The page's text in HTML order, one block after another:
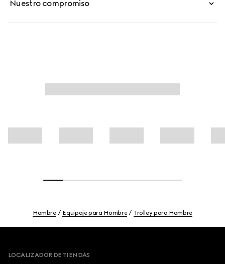
Nuestro compromiso
Hombre Equipaje para Hombre Trolley para Hombre
LOCALIZADOR DE TIENDAS